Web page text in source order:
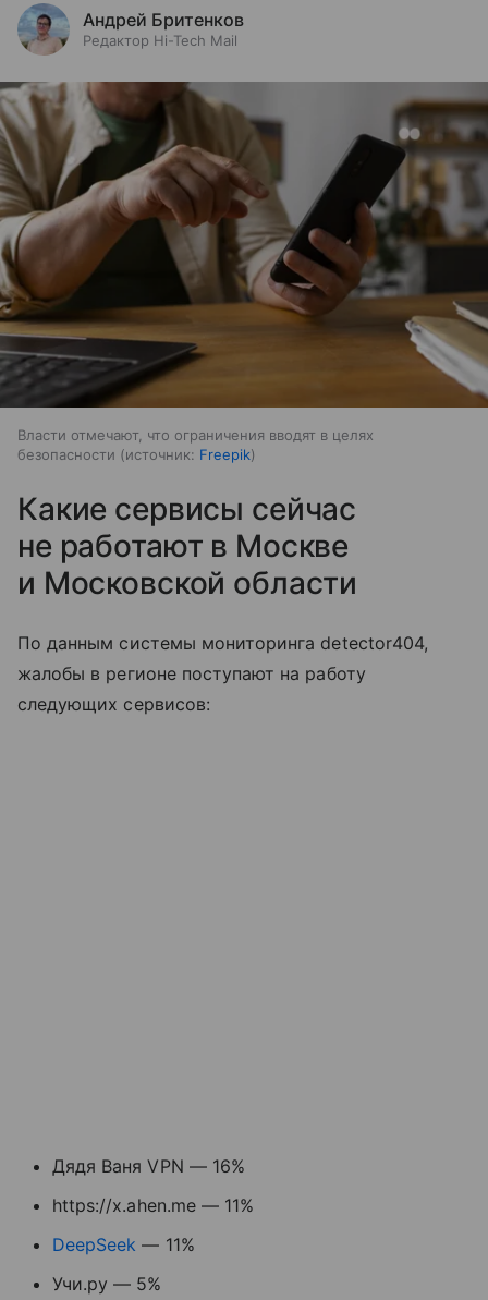
Андрей Бритенков
Редактор Hi-Tech Mail
Власти отмечают, что ограничения вводят в целях
безопасности
источник: Freepik
Какие сервисы сейчас
не работают в Москве
и Московской области
По данным системы мониторинга detector404,
жалобы в регионе поступают на работу
следующих сервисов:
Дядя Ваня VPN — 16%
https://x.ahen.me — 11%
DeepSeek — 11%
Учи.ру — 5%